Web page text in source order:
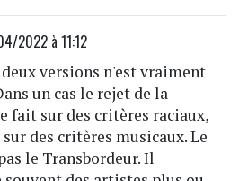
2022 à 11:12
versions n'est vraiment
un cas le rejet de la
fait sur des critères raciaux,
des critères musicaux. Le
le Transbordeur. Il